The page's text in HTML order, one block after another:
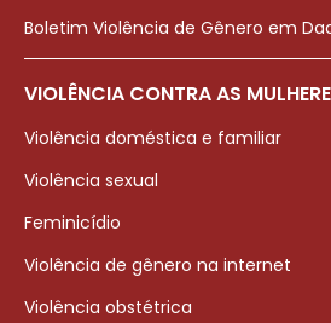
Boletim Violência de Gênero em
VIOLÊNCIA CONTRA AS
Violência doméstica e familiar
Violência sexual
Feminicídio
Violência de gênero na internet
Violência obstétrica